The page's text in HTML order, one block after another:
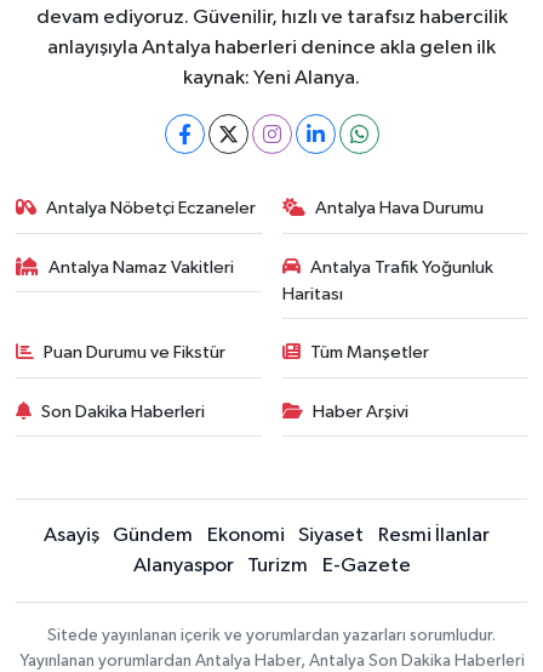
devam ediyoruz. Güvenilir, hızlı ve tarafsız habercilik
anlayışıyla Antalya haberleri denince akla gelen ilk
kaynak: Yeni Alanya.
Antalya Nöbetçi Eczaneler Antalya Hava Durumu
Antalya Namaz Vakitleri
Antalya Trafik Yoğunluk
Haritası
Puan Durumu ve Fikstür Tüm Manşetler
Son Dakika Haberleri Haber Arşivi
Asayiş Gündem Ekonomi Siyaset
Resmi İlanlar
Alanyaspor
Turizm E-Gazete
Sitede yayınlanan içerik ve yorumlardan yazarları sorumludur.
Yayınlanan yorumlardan Antalya Haber, Antalya Son Dakika Haberleri